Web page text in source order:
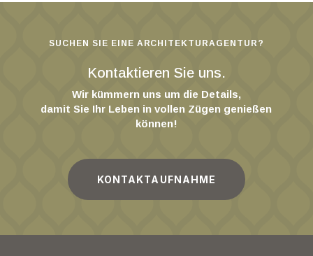
SUCHEN SIE EINE ARCHITEKTURAGENTUR?
Kontaktieren Sie uns.
Wir kümmern uns um die Details,
damit Sie Ihr Leben in vollen Zügen genießen
können!
KONTAKTAUFNAHME